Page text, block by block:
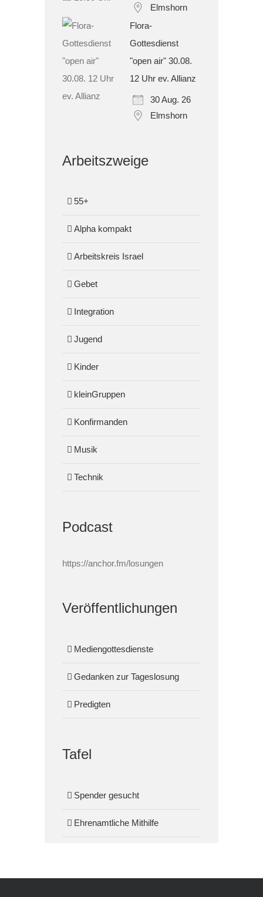
Elmshorn
Flora-
Gottesdienst
"open air" 30.08.
12 Uhr ev. Allianz
30 Aug. 26
Elmshorn
Arbeitszweige
55+
Alpha kompakt
Arbeitskreis Israel
Gebet
Integration
Jugend
Kinder
kleinGruppen
Konfirmanden
Musik
Technik
Podcast
https://anchor.fm/losungen
Veröffentlichungen
Mediengottesdienste
Gedanken zur Tageslosung
Predigten
Tafel
Spender gesucht
Ehrenamtliche Mithilfe